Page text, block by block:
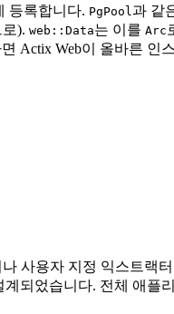
등록합니다. PgPool 과 같
). web::Data는 이를 Arc
Actix Web이 올바른 인
사용자 지정 익스트랙
되었습니다. 전체 애플